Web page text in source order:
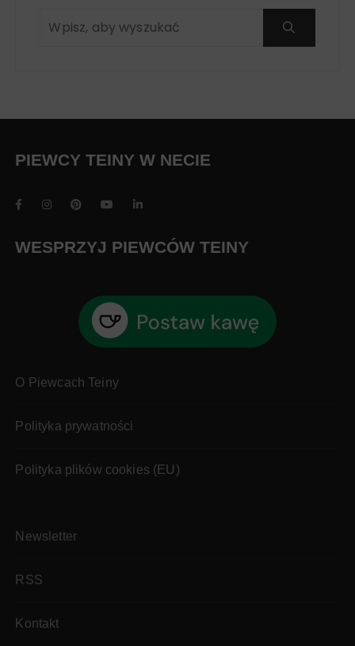
PIEWCY TEINY W NECIE
WESPRZYJ PIEWCÓW TEINY
O Piewcach Teiny
Polityka prywatności
Polityka plików cookies (EU)
Newsletter
RSS
Kontakt